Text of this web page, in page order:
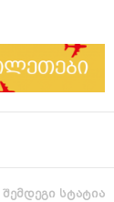
შემდეგი სტატია